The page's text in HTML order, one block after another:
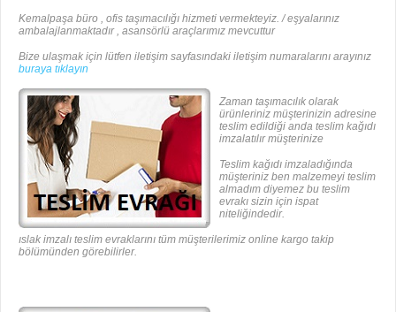
Kemalpaşa büro , ofis taşımacılığı hizmeti vermekteyiz. / eşyalarınız
ambalajlanmaktadır , asansörlü araçlarımız mevcuttur
Bize ulaşmak için lütfen iletişim sayfasındaki iletişim numaralarını arayınız
buraya tıklayın
Zaman taşımacılık olarak
ürünleriniz müşterinizin adresine
teslim edildiği anda teslim kağıdı
imzalatılır müşterinize
Teslim kağıdı imzaladığında
müşteriniz ben malzemeyi teslim
almadım diyemez bu teslim
evrakı sizin için ispat
niteliğindedir.
ıslak imzalı teslim evraklarını tüm müşterilerimiz online kargo takip
bölümünden görebilirler.